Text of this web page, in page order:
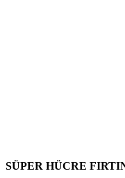
SÜPER HÜCRE